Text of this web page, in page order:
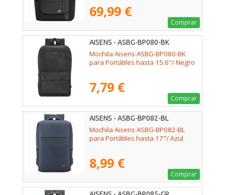
69,99 €
Comprar
AISENS - ASBG-BP080-BK
Mochila Aisens ASBG-BP080-BK
para Portátiles hasta 15.6"/ Negro
7,79 €
Comprar
AISENS - ASBG-BP082-BL
Mochila Aisens ASBG-BP082-BL
para Portátiles hasta 17"/ Azul
8,99 €
Comprar